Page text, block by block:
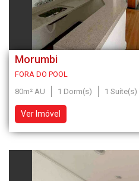
Morumbi
FORA DO POOL
80m² AU
1 Dorm(s) 1 Suíte(s)
Ver Imóvel